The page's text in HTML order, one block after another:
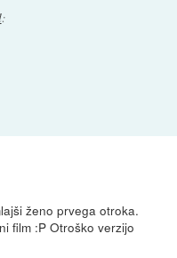
:
ženo prvega otroka.
film :P Otroško verzijo